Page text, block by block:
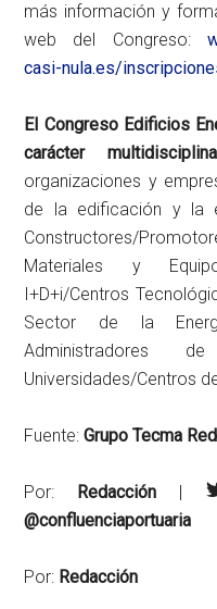
más información y
web del Congreso:
casi-nula.es/
El Congreso Edificios
carácter
organizaciones y
de la edificación y la
Constructores/
Materiales y
I+D+i/Centros
Sector de la
Administradores
Universidades/Centros
Fuente:Grupo Tecma Red
Por: Redacción |
@confluenciaportuaria
Por: Redacción